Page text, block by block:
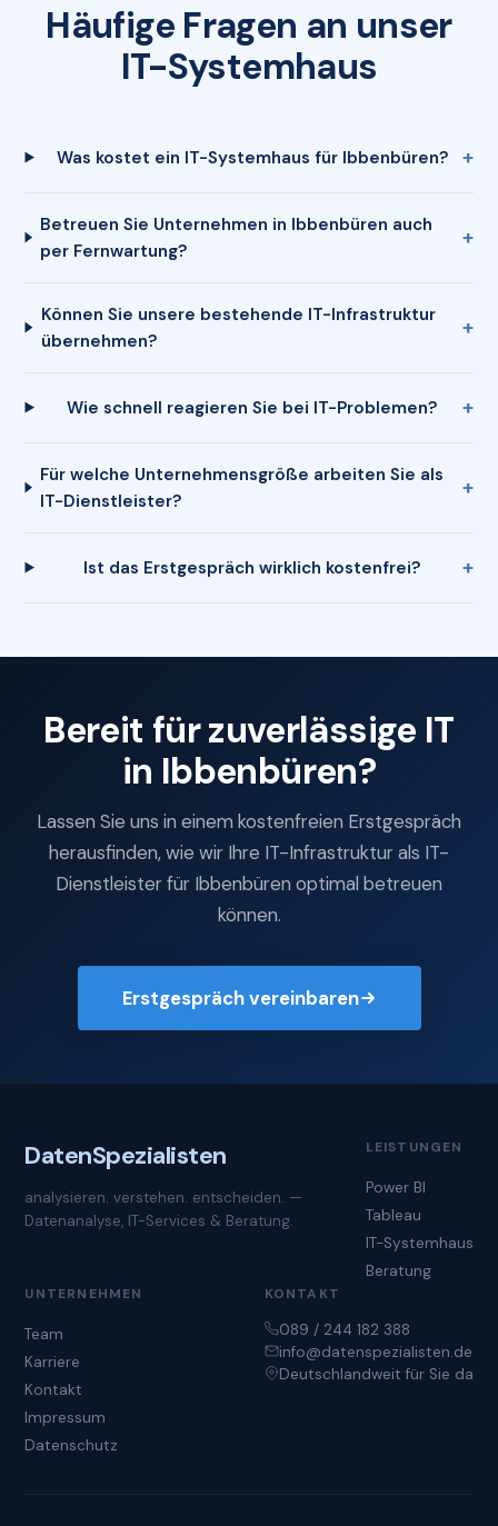
Häufige Fragen an unser
IT-Systemhaus
Was kostet ein IT-Systemhaus für Ibbenbüren?
Betreuen Sie Unternehmen in Ibbenbüren auch
per Fernwartung?
Können Sie unsere bestehende IT-Infrastruktur
übernehmen?
Wie schnell reagieren Sie bei IT-Problemen?
Für welche Unternehmensgröße arbeiten Sie als
IT-Dienstleister?
Ist das Erstgespräch wirklich kostenfrei?
Bereit für zuverlässige IT
in Ibbenbüren?
Lassen Sie uns in einem kostenfreien Erstgespräch
herausfinden, wie wir Ihre IT-Infrastruktur als IT-
Dienstleister für Ibbenbüren optimal betreuen
können.
Erstgespräch vereinbaren
DatenSpezialisten
analysieren. verstehen. entscheiden. —
Datenanalyse, IT-Services & Beratung.
LEISTUNGEN
Power BI
Tableau
IT-Systemhaus
Beratung
UNTERNEHMEN
Team
Karriere
Kontakt
Impressum
Datenschutz
KONTAKT
089 / 244 182 388
info@datenspezialisten.de
Deutschlandweit für Sie da